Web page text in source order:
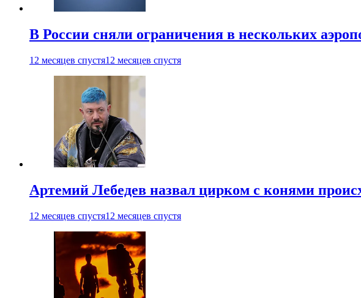
В России сняли ограничения в нескольких
12 месяцев спустя12 месяцев спустя
Артемий Лебедев назвал цирком с конями
12 месяцев спустя12 месяцев спустя